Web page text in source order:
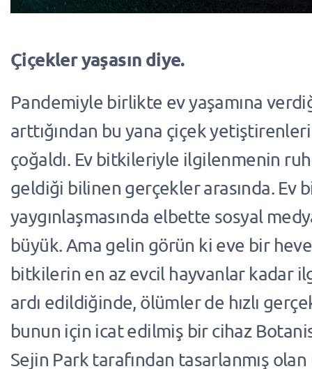
Çiçekler yaşasın diye.
Pandemiyle birlikte ev yaşamına
arttığından bu yana çiçek
çoğaldı. Ev bitkileriyle ilgilenmenin ruh
geldiği bilinen gerçekler arasında. Ev
yaygınlaşmasında elbette sosyal
büyük. Ama gelin görün ki eve bir
bitkilerin en az evcil hayvanlar kadar
ardı edildiğinde, ölümler de hızlı
bunun için icat edilmiş bir cihaz
Sejin Park tarafından tasarlanmış